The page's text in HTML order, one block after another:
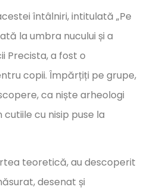
întâlniri, intitulată „Pe
la umbra nucului și a
Precista, a fost o
copii. Împărțiți pe grupe,
ca niște arheologi
cu nisip puse la
teoretică, au descoperit
desenat și